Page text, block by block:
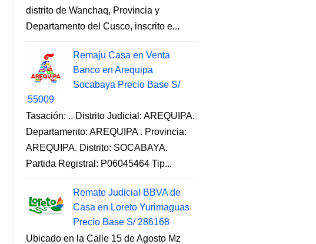
distrito de Wanchaq, Provincia y
Departamento del Cusco, inscrito e...
Remaju Casa en Venta
Banco en Arequipa
Socabaya Precio Base S/
55009
Tasación: .. Distrito Judicial: AREQUIPA.
Departamento: AREQUIPA . Provincia:
AREQUIPA. Distrito: SOCABAYA.
Partida Registral: P06045464 Tip...
Remate Judicial BBVA de
Casa en Loreto Yurimaguas
Precio Base S/ 286168
Ubicado en la Calle 15 de Agosto Mz